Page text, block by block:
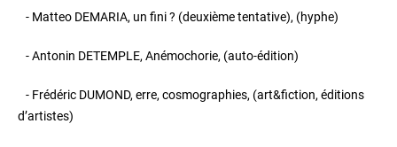
- Matteo DEMARIA, un fini ? (deuxième tentative), (hyphe)
- Antonin DETEMPLE, Anémochorie, (auto-édition)
- Frédéric DUMOND, erre, cosmographies, (art&fiction, éditions
d’artistes)